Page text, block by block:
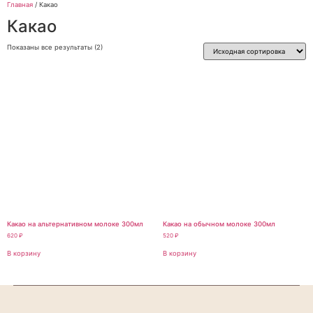
Главная / Какао
Какао
Показаны все результаты (2)
Какао на альтернативном молоке 300мл
620 ₽
В корзину
Какао на обычном молоке 300мл
520 ₽
В корзину